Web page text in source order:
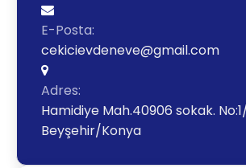
E-Posta:
cekicievdeneve@gmail.com
Adres:
Hamidiye Mah.40906 sokak.
Beyşehir/Konya